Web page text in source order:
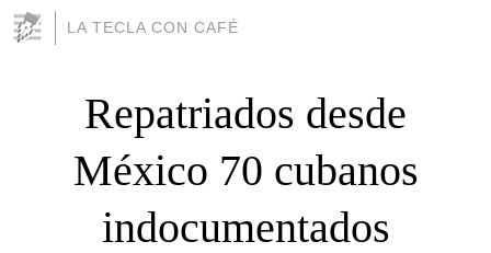
LA TECLA CON CAFÉ
Repatriados desde
México 70 cubanos
indocumentados